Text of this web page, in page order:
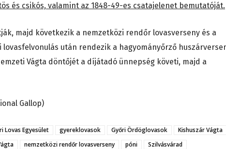
és csikós, valamint az 1848-49-es csatajelenet bemutatóját.
majd következik a nemzetközi rendőr lovasverseny és a
után rendezik a hagyományőrző
Vágta döntőjét a díjátadó ünnepség követi, majd a
Gallop)
Lovas Egyesület gyereklovasok Győri Ördöglovasok
Kishuszár Vágta
nemzetközi rendőr lovasverseny póni
Szilvásvárad